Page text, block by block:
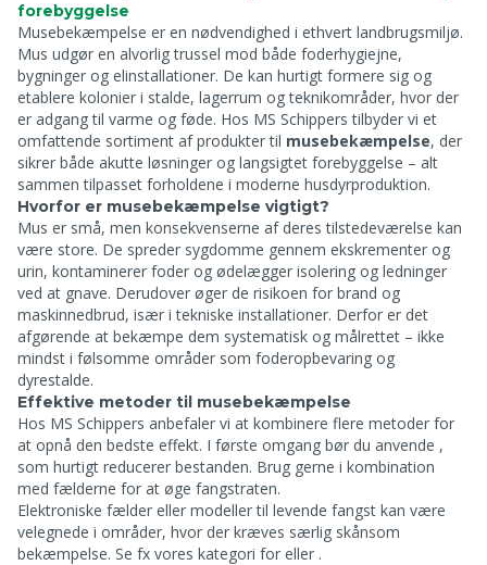
forebyggelse
Musebekæmpelse er en nødvendighed i ethvert landbrugsmiljø.
Mus udgør en alvorlig trussel mod både foderhygiejne,
bygninger og elinstallationer. De kan hurtigt formere sig og
etablere kolonier i stalde, lagerrum og teknikområder, hvor der
er adgang til varme og føde. Hos MS Schippers tilbyder vi et
omfattende sortiment af produkter til musebekæmpelse, der
sikrer både akutte løsninger og langsigtet forebyggelse – alt
sammen tilpasset forholdene i moderne husdyrproduktion.
Hvorfor er musebekæmpelse vigtigt?
Mus er små, men konsekvenserne af deres tilstedeværelse kan
være store. De spreder sygdomme gennem ekskrementer og
urin, kontaminerer foder og ødelægger isolering og ledninger
ved at gnave. Derudover øger de risikoen for brand og
maskinnedbrud, især i tekniske installationer. Derfor er det
afgørende at bekæmpe dem systematisk og målrettet – ikke
mindst i følsomme områder som foderopbevaring og
dyrestalde.
Effektive metoder til musebekæmpelse
Hos MS Schippers anbefaler vi at kombinere flere metoder for
at opnå den bedste effekt. I første omgang bør du anvende ,
som hurtigt reducerer bestanden. Brug gerne i kombination
med fælderne for at øge fangstraten.
Elektroniske fælder eller modeller til levende fangst kan være
velegnede i områder, hvor der kræves særlig skånsom
bekæmpelse. Se fx vores kategori for eller .